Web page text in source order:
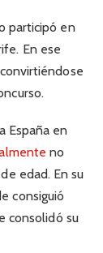
participó en
En ese
España en
no
edad. En su
consiguió
consolidó su